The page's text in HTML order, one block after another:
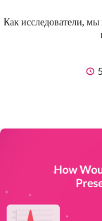
Как исследователи,